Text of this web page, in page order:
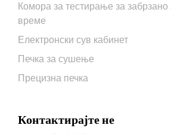
Комора за тестирање за
време
Електронски сув кабинет
Печка за сушење
Прецизна печка
Контактирајте не